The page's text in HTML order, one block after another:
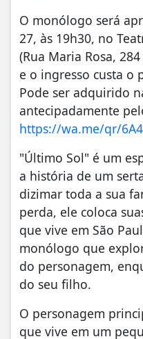
O monólogo será
27, às 19h30, no
(Rua Maria Rosa,
e o ingresso custa o
Pode ser adquirido
antecipadamente
https://wa.me/qr/
"Último Sol" é um
a história de um
dizimar toda a sua
perda, ele coloca
que vive em São
monólogo que
do personagem,
do seu filho.
O personagem
que vive em um